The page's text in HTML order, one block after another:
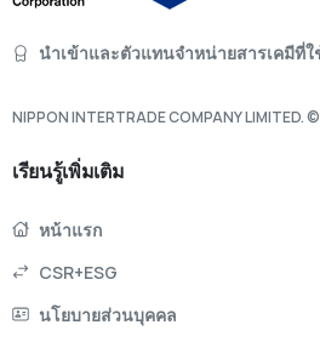
นำเข้าและตัวแทนจำหน่ายสารเคมีที่
NIPPON INTERTRADE COMPANY
เรียนรู้เพิ่มเติม
หน้าแรก
CSR+ESG
นโยบายส่วนบุคคล